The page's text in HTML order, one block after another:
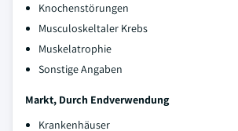
Knochenstörungen
Musculoskeltaler Krebs
Muskelatrophie
Sonstige Angaben
Markt, Durch Endverwendung
Krankenhäuser